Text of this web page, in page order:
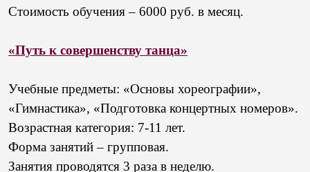
Стоимость обучения – 6000 руб. в месяц.
«Путь к совершенству танца»
Учебные предметы: «Основы хореографии»,
«Гимнастика», «Подготовка концертных номеров».
Возрастная категория: 7-11 лет.
Форма занятий – групповая.
Занятия проводятся 3 раза в неделю.